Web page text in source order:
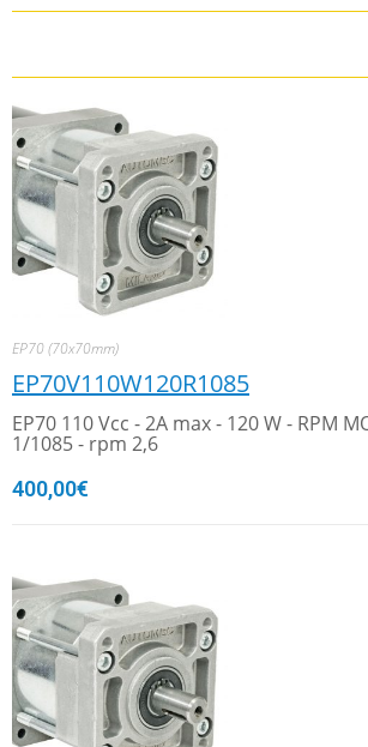
EP70 (70x70mm)
EP70V110W120R1085
EP70 110 Vcc - 2A max - 120 W - RPM
1/1085 - rpm 2,6
400,00€